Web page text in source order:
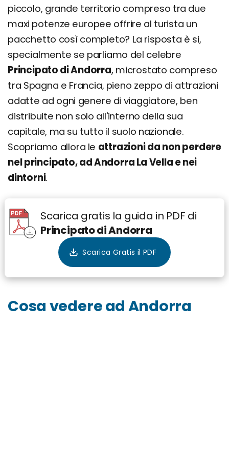
piccolo, grande territorio compreso tra due
maxi potenze europee offrire al turista un
pacchetto così completo? La risposta è si,
specialmente se parliamo del celebre
Principato di Andorra, microstato compreso
tra Spagna e Francia, pieno zeppo di attrazioni
adatte ad ogni genere di viaggiatore, ben
distribuite non solo all'interno della sua
capitale, ma su tutto il suolo nazionale.
Scopriamo allora le attrazioni da non perdere
nel principato, ad Andorra La Vella e nei
dintorni.
Scarica gratis la guida in PDF di
Principato di Andorra
Cosa vedere ad Andorra